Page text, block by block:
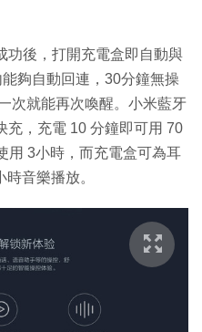
功後，打開充電盒即自動與
夠自動回連，30分鐘無操
次就能再次喚醒。小米藍牙
充，充電 10 分鐘即可用 70
用 3小時，而充電盒可為耳
音樂播放。